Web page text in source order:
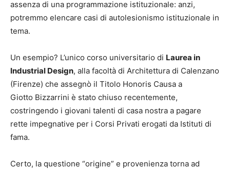
assenza di una programmazione istituzionale: anzi,
potremmo elencare casi di autolesionismo istituzionale in
tema.
Un esempio? L’unico corso universitario di Laurea in
Industrial Design, alla facoltà di Architettura di Calenzano
(Firenze) che assegnò il Titolo Honoris Causa a
Giotto Bizzarrini è stato chiuso recentemente,
costringendo i giovani talenti di casa nostra a pagare
rette impegnative per i Corsi Privati erogati da Istituti di
fama.
Certo, la questione “origine” e provenienza torna ad